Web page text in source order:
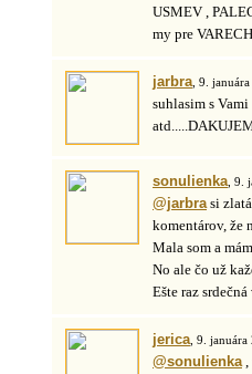
USMEV ,
my pre
jarbra , 9.
suhlasim s Vami
sonulienka , 9.
@jarbrasi zlatá
komentárov, že
Mala som a
No ale čo už
Ešte raz
jerica , 9.
@sonulienka,